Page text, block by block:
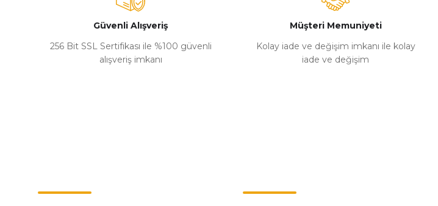
Güvenli Alışveriş
256 Bit SSL Sertifikası ile %100 güvenli
alışveriş imkanı
Müşteri Memuniyeti
Kolay iade ve değişim imkanı ile kolay
iade ve değişim